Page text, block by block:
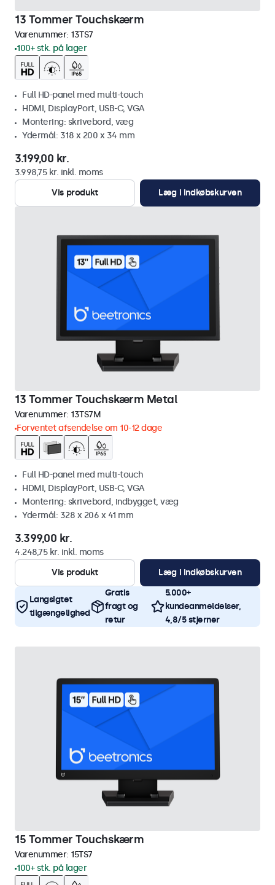
13 Tommer Touchskærm
Varenummer: 13TS7
100+ stk. på lager
Full HD-panel med multi-touch
HDMI, DisplayPort, USB-C, VGA
Montering: skrivebord, væg
Ydermål: 318 x 200 x 34 mm
3.199,00 kr.
3.998,75 kr. inkl. moms
Vis produkt
Læg i indkøbskurven
13 Tommer Touchskærm Metal
Varenummer: 13TS7M
Forventet afsendelse om 10-12 dage
Full HD-panel med multi-touch
HDMI, DisplayPort, USB-C, VGA
Montering: skrivebord, indbygget, væg
Ydermål: 328 x 206 x 41 mm
3.399,00 kr.
4.248,75 kr. inkl. moms
Vis produkt
Læg i indkøbskurven
Langsigtet
tilgængelighed
Gratis
fragt og
retur
5.000+
kundeanmeldelser,
4,8/5 stjerner
15 Tommer Touchskærm
Varenummer: 15TS7
100+ stk. på lager